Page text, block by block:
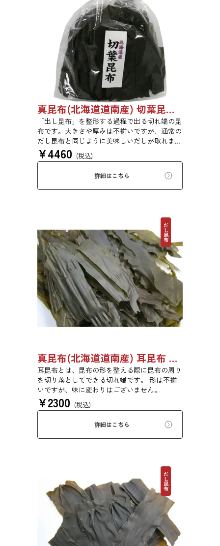
真昆布(北海道道南産) 切葉昆布 1kg 【●受注生産品】03070048
「出し昆布」を整形する過程で出る切れ端の昆
布です。大きさや厚みは不揃いですが、通常の
だし昆布と同じように美味しいだしが取れま
す。
¥4460 (税込)
詳細はこちら
だし昆布
真昆布(北海道道南産) 耳昆布 漬物用 500g 【●受注生産品】03070033
耳昆布とは、昆布の形を整える際に昆布の周り
を切り落としてできる切れ端です。 形は不揃
いですが、味に変わりはございません。
¥2300 (税込)
詳細はこちら
だし昆布